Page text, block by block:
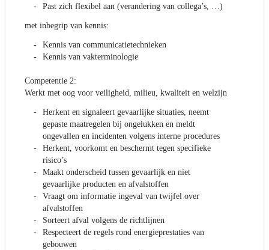
Past zich flexibel aan (verandering van collega’s, …)
met inbegrip van kennis:
Kennis van communicatietechnieken
Kennis van vakterminologie
Competentie 2:
Werkt met oog voor veiligheid, milieu, kwaliteit en welzijn
Herkent en signaleert gevaarlijke situaties, neemt
gepaste maatregelen bij ongelukken en meldt
ongevallen en incidenten volgens interne procedures
Herkent, voorkomt en beschermt tegen specifieke
risico’s
Maakt onderscheid tussen gevaarlijk en niet
gevaarlijke producten en afvalstoffen
Vraagt om informatie ingeval van twijfel over
afvalstoffen
Sorteert afval volgens de richtlijnen
Respecteert de regels rond energieprestaties van
gebouwen